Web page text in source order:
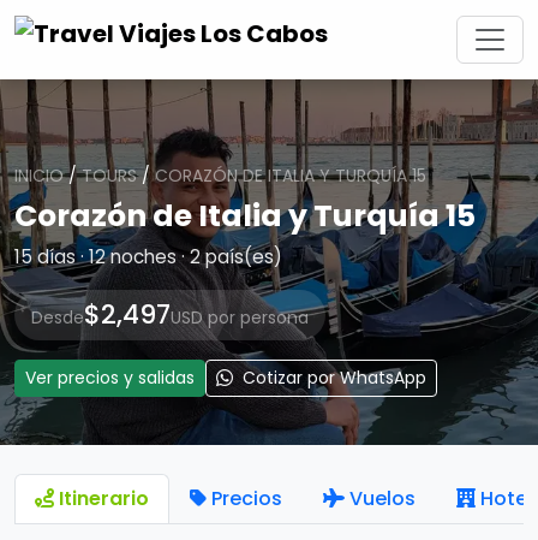
INICIO/TOURS/CORAZÓN DE ITALIA Y TURQUÍA 15
Corazón de Italia y Turquía 15
15 días · 12 noches · 2 país(es)
Desde$2,497USD por persona
Ver precios y salidas Cotizar por WhatsApp
Itinerario Precios Vuelos